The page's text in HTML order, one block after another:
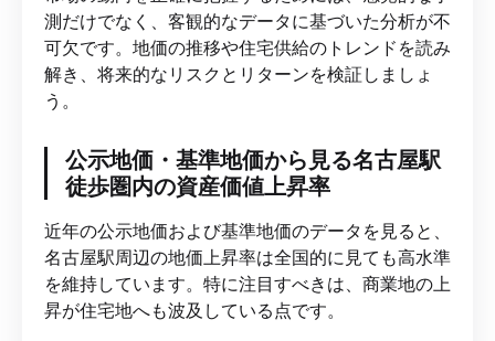
測だけでなく、客観的なデータに基づいた分析が不
可欠です。地価の推移や住宅供給のトレンドを読み
解き、将来的なリスクとリターンを検証しましょ
う。
公示地価・基準地価から見る名古屋駅
徒歩圏内の資産価値上昇率
近年の公示地価および基準地価のデータを見ると、
名古屋駅周辺の地価上昇率は全国的に見ても高水準
を維持しています。特に注目すべきは、商業地の上
昇が住宅地へも波及している点です。